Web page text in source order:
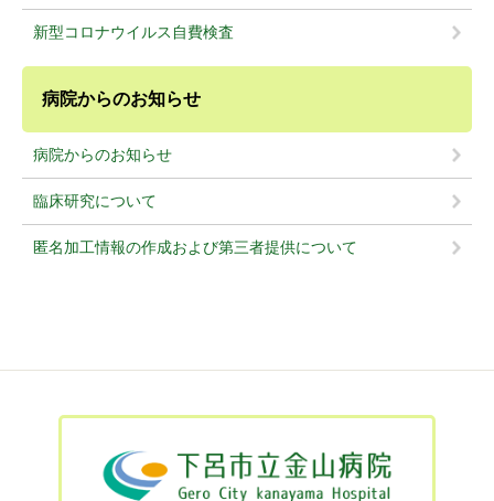
新型コロナウイルス自費検査
病院からのお知らせ
病院からのお知らせ
臨床研究について
匿名加工情報の作成および第三者提供について